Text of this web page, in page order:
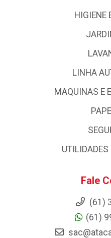
HIGIENE
LINHA
MAQUINAS E
Fale
(61)
(61)